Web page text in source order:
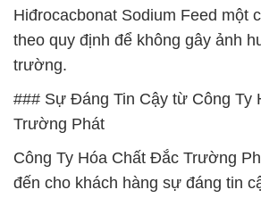
Hiđrocacbonat Sodium Feed một
theo quy định để không gây ảnh
trường.
### Sự Đáng Tin Cậy từ Công Ty
Trường Phát
Công Ty Hóa Chất Đắc Trường
đến cho khách hàng sự đáng tin